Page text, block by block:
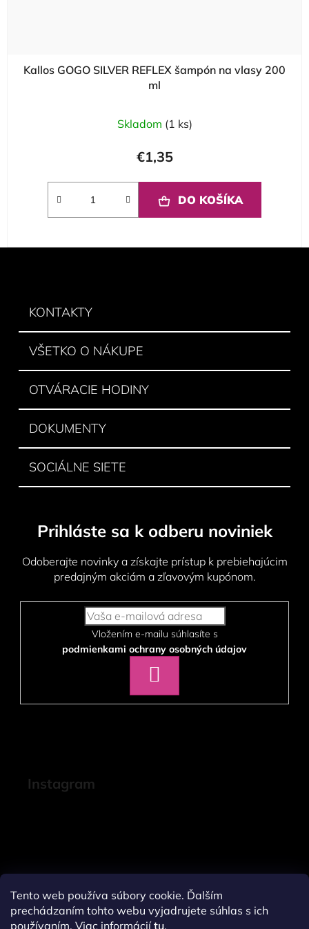
Tento web používa súbory cookie. Ďalším
prechádzaním tohto webu vyjadrujete súhlas s ich
používaním. Viac informáciítu.
Kallos GOGO SILVER REFLEX šampón na vlasy 200
ml
Skladom (1 ks)
€1,35
DO KOŠÍKA
KONTAKTY
VŠETKO O NÁKUPE
OTVÁRACIE HODINY
DOKUMENTY
SOCIÁLNE SIETE
Prihláste sa k odberu noviniek
Odoberajte novinky a získajte prístup k prebiehajúcim
predajným akciám a zľavovým kupónom.
podmienkami ochrany osobných údajov
SA
Instagram